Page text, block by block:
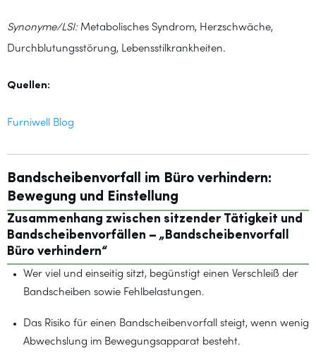
Synonyme/LSI:Metabolisches Syndrom, Herzschwäche,
Durchblutungsstörung, Lebensstilkrankheiten.
Quellen:
Furniwell Blog
Bandscheibenvorfall im Büro verhindern:
Bewegung und Einstellung
Zusammenhang zwischen sitzender Tätigkeit und
Bandscheibenvorfällen – „Bandscheibenvorfall
Büro verhindern“
Wer viel und einseitig sitzt, begünstigt einen Verschleiß der
Bandscheiben sowie Fehlbelastungen.
Das Risiko für einen Bandscheibenvorfall steigt, wenn wenig
Abwechslung im Bewegungsapparat besteht.